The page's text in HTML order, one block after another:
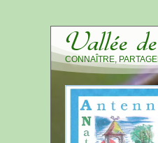
Vallée
CONNAÎTRE,